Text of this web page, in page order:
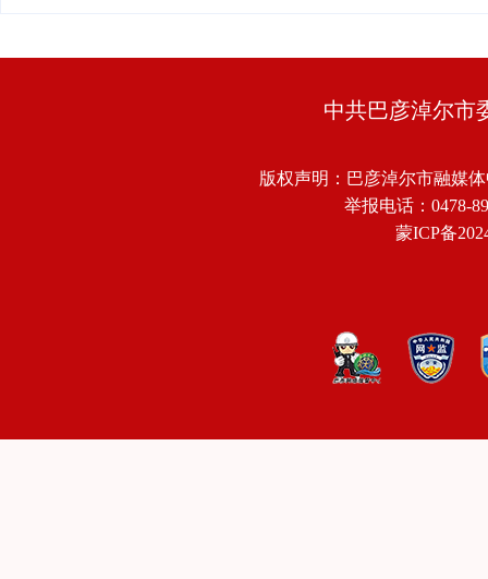
中共巴彦淖尔市
版权声明：巴彦淖尔市融媒
举报电话：0478-
蒙ICP备